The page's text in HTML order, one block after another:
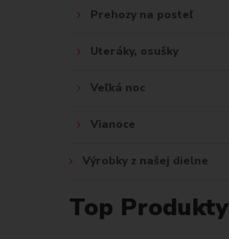
Prehozy na posteľ
Uteráky, osušky
Veľká noc
Vianoce
Výrobky z našej dielne
Top Produkty